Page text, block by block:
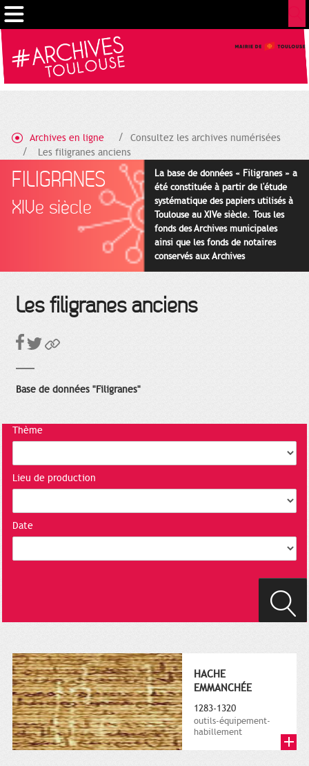
Archives en ligne
Consultez les archives numérisées
Les filigranes anciens
FILIGRANES
XIVe siècle
La base de données « Filigranes » a
été constituée à partir de l'étude
systématique des papiers utilisés à
Toulouse au XIVe siècle. Tous les
fonds des Archives municipales
ainsi que les fonds de notaires
conservés aux Archives
départementales pour cette
Les filigranes anciens
Base de données "Filigranes"
Thème
Lieu de production
Date
HACHE
EMMANCHÉE
1283-1320
outils-équipement-
habillement
Cookies management panel